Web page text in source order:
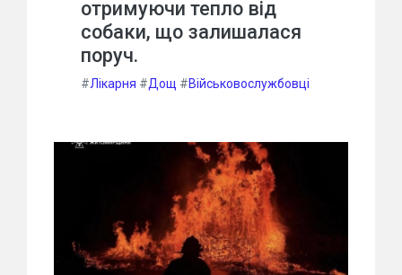
отримуючи тепло від
собаки, що залишалася
поруч.
#Лікарня #Дощ #Військовослужбовці